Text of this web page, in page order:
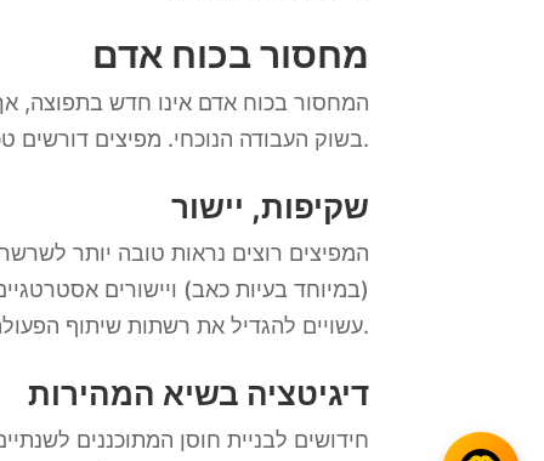
מחסור בכוח אדם
המחסור בכוח אדם אינו חדש בתפוצה, אך
בשוק העבודה הנוכחי. מפיצים דורשים טכניקות חדשניות כדי לגייס ולשמר את עובדי המפתח שלהם ולשלוט בהוצאות העבודה העולות.
שקיפות, יישור
המפיצים רוצים נראות טובה יותר
(במיוחד בעיות כאב) ויישורים
עשויים להגדיל את רשתות שיתוף הפעולה שלהם כדי להתגונן מפני פערי שירות במקום לצמצם את שרשראות האספקה כדי להדק את השליטה.
דיגיטציה בשיא המהירות
חידושים לבניית חוסן המתוכננים